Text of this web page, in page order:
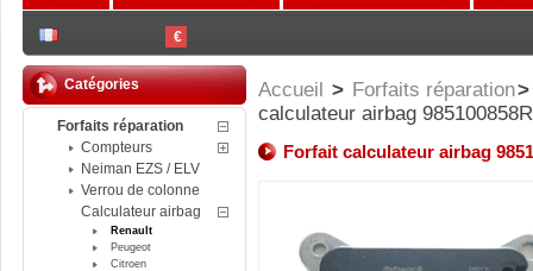
€
Catégories
Forfaits réparation
Compteurs
Neiman EZS / ELV
Verrou de colonne
Calculateur airbag
Renault
Peugeot
Citroen
Accueil > Forfaits réparation>
calculateur airbag
Forfait calculateur airbag